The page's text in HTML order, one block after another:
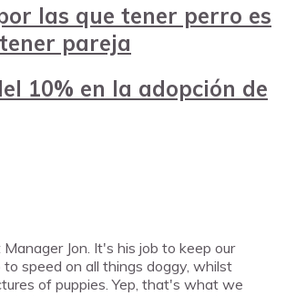
las que tener perro es
pareja
10% en la adopción de
Jon. It's his job to keep our
to speed on all things doggy, whilst
of puppies. Yep, that's what we